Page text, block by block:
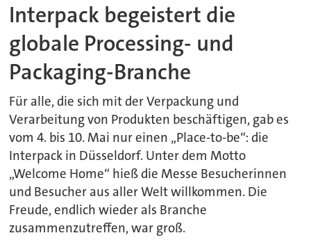
Interpack begeistert die
globale Processing- und
Packaging-Branche
Für alle, die sich mit der Verpackung und
Verarbeitung von Produkten beschäftigen, gab es
vom 4. bis 10. Mai nur einen „Place-to-be“: die
Interpack in Düsseldorf. Unter dem Motto
„Welcome Home“ hieß die Messe Besucherinnen
und Besucher aus aller Welt willkommen. Die
Freude, endlich wieder als Branche
zusammenzutreffen, war groß.